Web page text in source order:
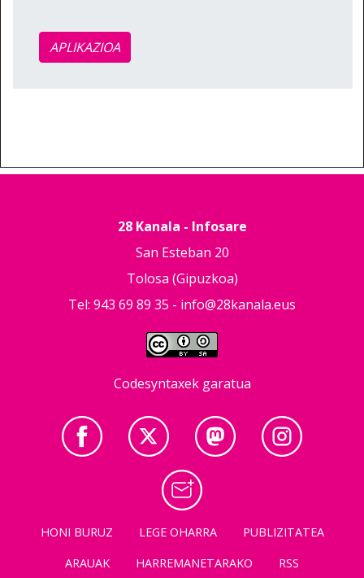
APLIKAZIOA
28 Kanala - Infosare
San Esteban 20
Tolosa (Gipuzkoa)
Tel: 943 69 89 35 - info@28kanala.eus
Codesyntaxek garatua
HONI BURUZ LEGE OHARRA
PUBLIZITATEA
ARAUAK
HARREMANETARAKO RSS